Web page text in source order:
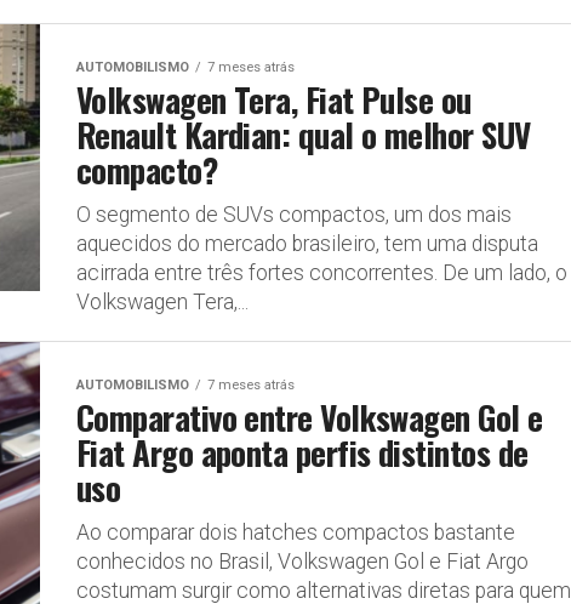
AUTOMOBILISMO 7 meses atrás
Volkswagen Tera, Fiat Pulse ou
Renault Kardian: qual o melhor SUV
compacto?
O segmento de SUVs compactos, um dos mais
aquecidos do mercado brasileiro, tem uma disputa
acirrada entre três fortes concorrentes. De um lado, o
Volkswagen Tera,...
AUTOMOBILISMO 7 meses atrás
Comparativo entre Volkswagen Gol e
Fiat Argo aponta perfis distintos de
uso
Ao comparar dois hatches compactos bastante
conhecidos no Brasil, Volkswagen Gol e Fiat Argo
costumam surgir como alternativas diretas para quem